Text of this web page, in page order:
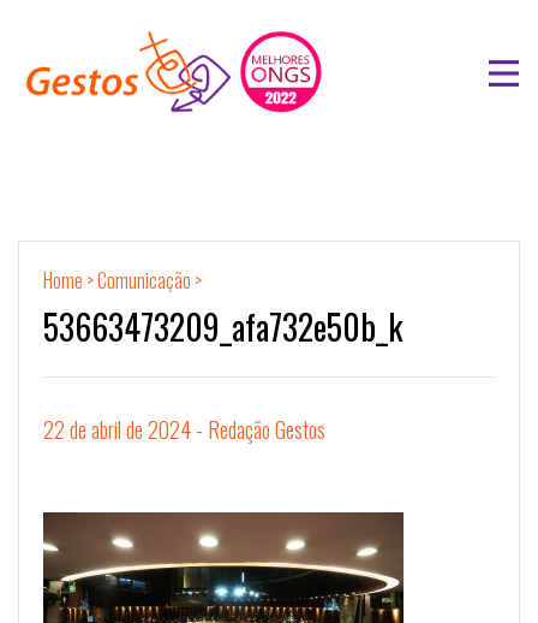
Home >Comunicação >
53663473209_afa732e50b_k
22 de abril de 2024 - Redação Gestos